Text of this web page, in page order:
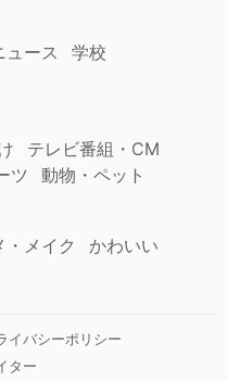
ュース
学校
テレビ番組・CM
ツ 動物・ペット
・メイク かわいい
イバシーポリシー
ター